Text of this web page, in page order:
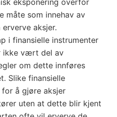
eksponering overfor
måte som innehav av
aksjer.
i finansielle instrumenter
ikke vært del av
om dette innføres
Slike finansielle
å gjøre aksjer
uten at dette blir kjent